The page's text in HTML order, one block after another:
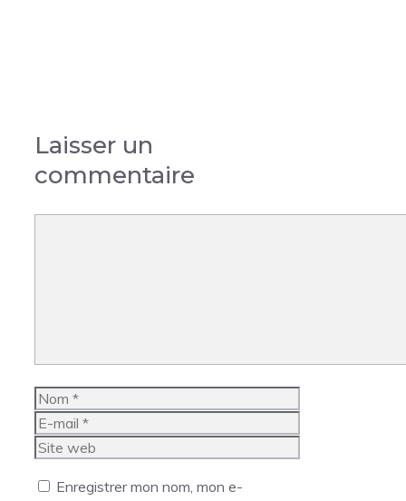
Laisser un
commentaire
Nom
E-
mail
Site
Enregistrer mon nom, mon e-